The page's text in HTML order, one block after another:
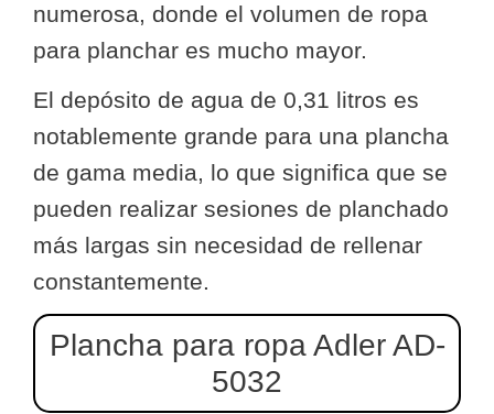
numerosa, donde el volumen de ropa
para planchar es mucho mayor.
El depósito de agua de 0,31 litros es
notablemente grande para una plancha
de gama media, lo que significa que se
pueden realizar sesiones de planchado
más largas sin necesidad de rellenar
constantemente.
Plancha para ropa Adler AD-
5032